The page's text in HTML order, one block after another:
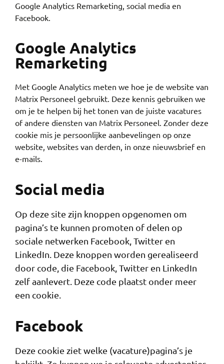
Google Analytics Remarketing, social media en
Facebook.
Google Analytics
Remarketing
Met Google Analytics meten we hoe je de website van
Matrix Personeel gebruikt. Deze kennis gebruiken we
om je te helpen bij het tonen van de juiste vacatures
of andere diensten van Matrix Personeel. Zonder deze
cookie mis je persoonlijke aanbevelingen op onze
website, websites van derden, in onze nieuwsbrief en
e-mails.
Social media
Op deze site zijn knoppen opgenomen om
pagina’s te kunnen promoten of delen op
sociale netwerken Facebook, Twitter en
LinkedIn. Deze knoppen worden gerealiseerd
door code, die Facebook, Twitter en LinkedIn
zelf aanlevert. Deze code plaatst onder meer
een cookie.
Facebook
Deze cookie ziet welke (vacature)pagina’s je